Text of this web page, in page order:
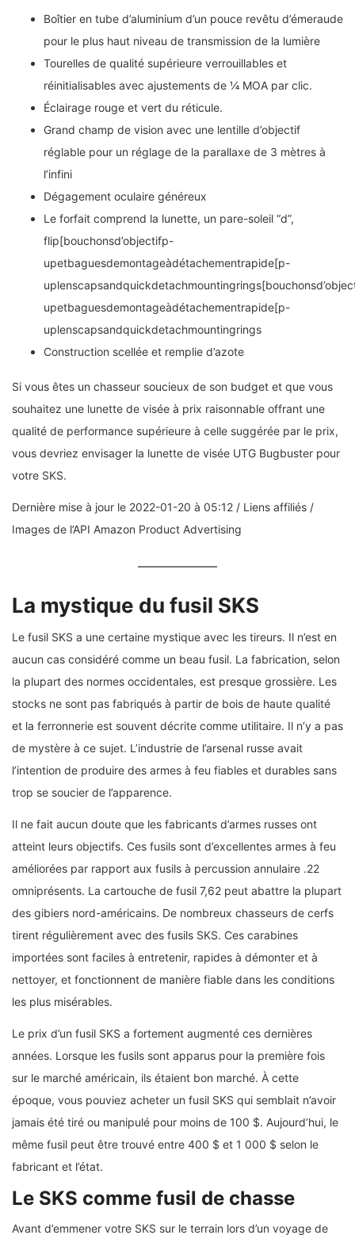
Boîtier en tube d’aluminium d’un pouce revêtu d’émeraude
pour le plus haut niveau de transmission de la lumière
Tourelles de qualité supérieure verrouillables et
réinitialisables avec ajustements de ¼ MOA par clic.
Éclairage rouge et vert du réticule.
Grand champ de vision avec une lentille d’objectif
réglable pour un réglage de la parallaxe de 3 mètres à
l’infini
Dégagement oculaire généreux
Le forfait comprend la lunette, un pare-soleil “d”,
flip[bouchonsd’objectifp-
upetbaguesdemontageàdétachementrapide[p-
upetbaguesdemontageàdétachementrapide[p-
uplenscapsandquickdetachmountingrings
Construction scellée et remplie d’azote
Si vous êtes un chasseur soucieux de son budget et que vous
souhaitez une lunette de visée à prix raisonnable offrant une
qualité de performance supérieure à celle suggérée par le prix,
vous devriez envisager la lunette de visée UTG Bugbuster pour
votre SKS.
Dernière mise à jour le 2022-01-20 à 05:12 / Liens affiliés /
Images de l’API Amazon Product Advertising
La mystique du fusil SKS
Le fusil SKS a une certaine mystique avec les tireurs. Il n’est en
aucun cas considéré comme un beau fusil. La fabrication, selon
la plupart des normes occidentales, est presque grossière. Les
stocks ne sont pas fabriqués à partir de bois de haute qualité
et la ferronnerie est souvent décrite comme utilitaire. Il n’y a pas
de mystère à ce sujet. L’industrie de l’arsenal russe avait
l’intention de produire des armes à feu fiables et durables sans
trop se soucier de l’apparence.
Il ne fait aucun doute que les fabricants d’armes russes ont
atteint leurs objectifs. Ces fusils sont d’excellentes armes à feu
améliorées par rapport aux fusils à percussion annulaire .22
omniprésents. La cartouche de fusil 7,62 peut abattre la plupart
des gibiers nord-américains. De nombreux chasseurs de cerfs
tirent régulièrement avec des fusils SKS. Ces carabines
importées sont faciles à entretenir, rapides à démonter et à
nettoyer, et fonctionnent de manière fiable dans les conditions
les plus misérables.
Le prix d’un fusil SKS a fortement augmenté ces dernières
années. Lorsque les fusils sont apparus pour la première fois
sur le marché américain, ils étaient bon marché. À cette
époque, vous pouviez acheter un fusil SKS qui semblait n’avoir
jamais été tiré ou manipulé pour moins de 100 $. Aujourd’hui, le
même fusil peut être trouvé entre 400 $ et 1 000 $ selon le
fabricant et l’état.
Le SKS comme fusil de chasse
Avant d’emmener votre SKS sur le terrain lors d’un voyage de